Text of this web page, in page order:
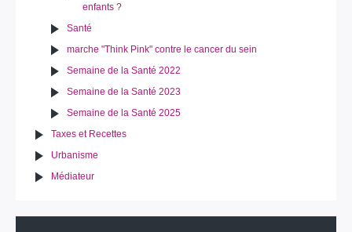
enfants ?
Santé
marche "Think Pink" contre le cancer du sein
Semaine de la Santé 2022
Semaine de la Santé 2023
Semaine de la Santé 2025
Taxes et Recettes
Urbanisme
Médiateur